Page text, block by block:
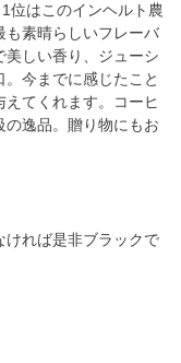
位はこのインヘルト農
も素晴らしいフレーバ
しい香り、ジューシ
今までに感じたこと
てくれます。コーヒ
逸品。贈り物にもお
ければ是非ブラックで